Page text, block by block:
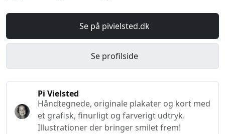
Se på pivielsted.dk
Se profilside
Pi Vielsted
Håndtegnede, originale plakater og kort med
et grafisk, finurligt og farverigt udtryk.
Illustrationer der bringer smilet frem!